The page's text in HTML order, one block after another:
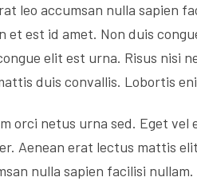
leo accumsan nulla sapien
et est id amet. Non duis
elit est urna. Risus nisi
duis convallis. Lobortis
orci netus urna sed. Eget
Aenean erat lectus mattis
nulla sapien facilisi